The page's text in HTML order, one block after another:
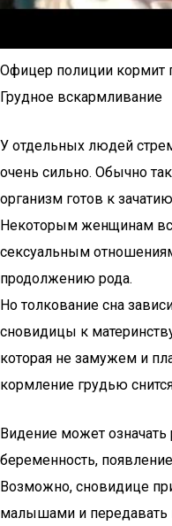
Офицер полиции
Грудное вскармливание
У отдельных людей
очень сильно. Обычно
организм готов к
Некоторым женщинам
сексуальным
продолжению рода.
Но толкование сна
сновидицы к
которая не замужем и
кормление грудью
Видение может
беременность,
Возможно, сновидице
малышами и передавать